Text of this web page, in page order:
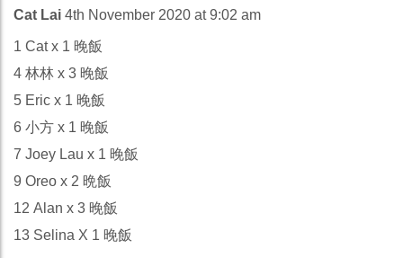
Cat Lai 4th November 2020 at 9:02 am
1 Cat x 1 晚飯
4 林林 x 3 晚飯
5 Eric x 1 晚飯
6 小方 x 1 晚飯
7 Joey Lau x 1 晚飯
9 Oreo x 2 晩飯
12 Alan x 3 晚飯
13 Selina X 1 晚飯